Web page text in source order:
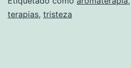
terapias, tristeza